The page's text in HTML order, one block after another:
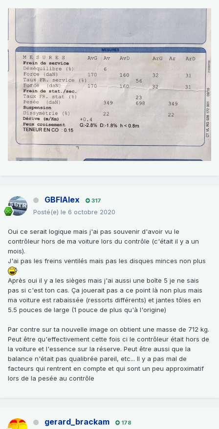
GBFIAlex 317
Posté(e) le 6 octobre 2020
Oui ce serait logique mais j'ai pas souvenir d'avoir vu le
contrôleur hors de ma voiture lors du contrôle (c'était il y a un
mois).
J'ai pas les freins ventilés mais pas les disques minces non plus
Après oui il y a les sièges mais j'ai aussi une boîte 5 je ne sais
pas si c'est ton cas. Ça jouerait pas a ce point là non plus mais
ma voiture est rabaissée (ressorts différents) et jantes tôles en
5.5 pouces de large (1 pouce de plus qu'à l'origine)
Par contre sur ta nouvelle image on obtient une masse de 712 kg.
Peut être qu'effectivement cette fois ci le contrôleur était hors de
la voiture et l'essence sur la réserve. Peut être aussi que la
balance n'était pas qualibrée pareil, etc... Il y a pas mal de
facteurs qui rentrent en compte et qui sont un peu approximatif
lors de la pesée au contrôle
gerard_brackam 178